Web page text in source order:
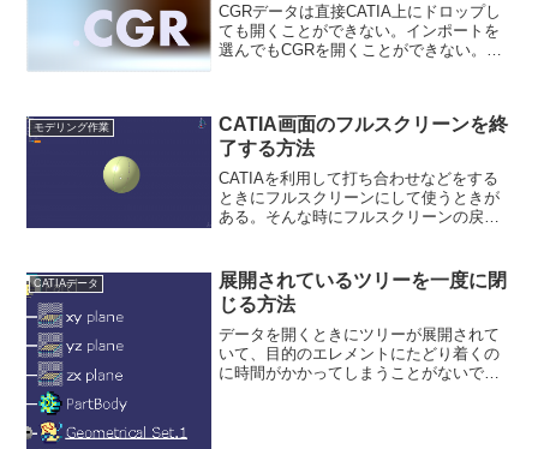
CGRデータは直接CATIA上にドロップし
ても開くことができない。インポートを
選んでもCGRを開くことができない。
ッセンブ...
モデリング作業
CATIA画面のフルスクリーンを終
了する方法
CATIAを利用して打ち合わせなどをする
ときにフルスクリーンにして使うときが
ある。そんな時にフルスクリーンの戻り
け出せたりするが、CATIAは少し特殊
だ。フルスクリーン...
CATIAデータ
展開されているツリーを一度に閉
じる方法
データを開くときにツリーが展開されて
いて、目的のエレメントにたどり着くの
に時間がかかってしまうことがないでし